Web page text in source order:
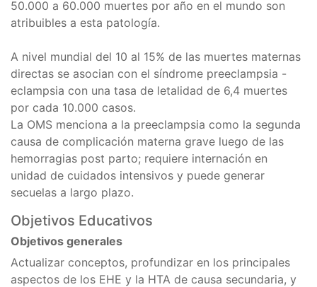
50.000 a 60.000 muertes por año en el mundo son
atribuibles a esta patología.
A nivel mundial del 10 al 15% de las muertes maternas
directas se asocian con el síndrome preeclampsia -
eclampsia con una tasa de letalidad de 6,4 muertes
por cada 10.000 casos.
La OMS menciona a la preeclampsia como la segunda
causa de complicación materna grave luego de las
hemorragias post parto; requiere internación en
unidad de cuidados intensivos y puede generar
secuelas a largo plazo.
Objetivos Educativos
Objetivos generales
Actualizar conceptos, profundizar en los principales
aspectos de los EHE y la HTA de causa secundaria, y